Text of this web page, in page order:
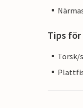
Tips
Torsk/